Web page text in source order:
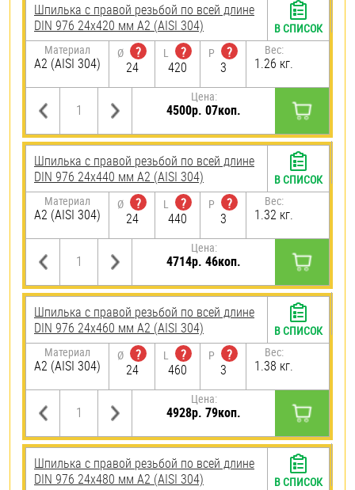
Шпилька с правой резьбой по всей длине
DIN 976 24х420 мм А2 (AISI 304)
Материал
А2 (AISI 304)
Ø
?
24
L
?
420
P
?
3
Вес:
1.26 кг.
Цена:
4500р. 07коп.
В СПИСОК
Шпилька с правой резьбой по всей длине
DIN 976 24х440 мм А2 (AISI 304)
Материал
А2 (AISI 304)
Ø
?
24
L
?
440
P
?
3
Вес:
1.32 кг.
Цена:
4714р. 46коп.
В СПИСОК
Шпилька с правой резьбой по всей длине
DIN 976 24х460 мм А2 (AISI 304)
Материал
А2 (AISI 304)
Ø
?
24
L
?
460
P
?
3
Вес:
1.38 кг.
Цена:
4928р. 79коп.
В СПИСОК
Шпилька с правой резьбой по всей длине
DIN 976 24х480 мм А2 (AISI 304)
В СПИСОК